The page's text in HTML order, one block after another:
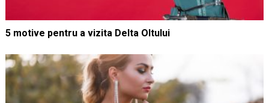
5 motive pentru a vizita Delta Oltului